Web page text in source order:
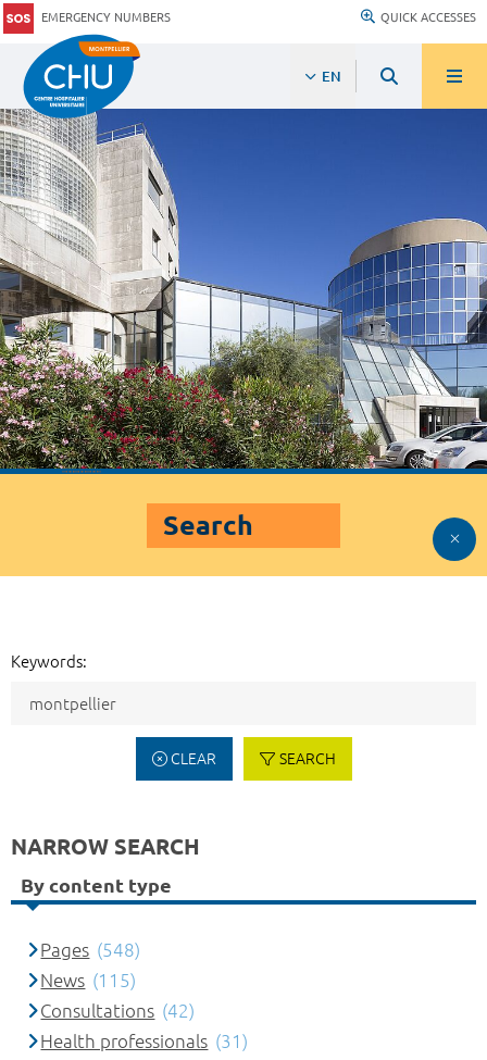
EMERGENCY NUMBERS QUICK ACCESSES
EN
Search
Keywords:
CLEAR SEARCH
NARROW SEARCH
By content type
Pages (548)
News (115)
Consultations (42)
Health professionals (31)